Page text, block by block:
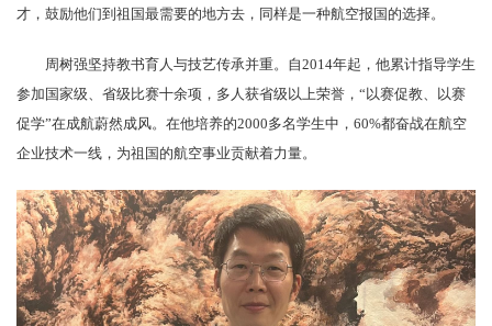
才，鼓励他们到祖国最需要的地方去，同样是一种航空报国的选择。
周树强坚持教书育人与技艺传承并重。自2014年起，他累计指导学生
参加国家级、省级比赛十余项，多人获省级以上荣誉，“以赛促教、以赛
促学”在成航蔚然成风。在他培养的2000多名学生中，60%都奋战在航空
企业技术一线，为祖国的航空事业贡献着力量。